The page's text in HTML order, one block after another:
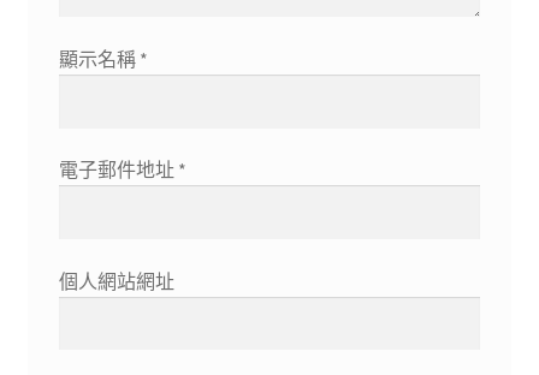
顯示名稱 *
電子郵件地址 *
個人網站網址